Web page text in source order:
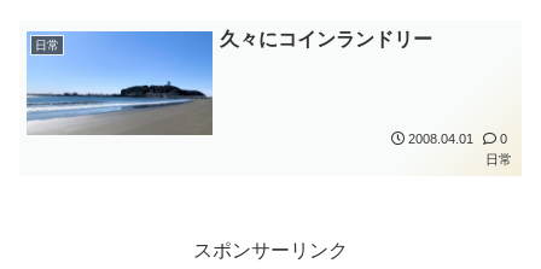
日常 久々にコインランドリー
2008.04.01
0
日常
スポンサーリンク